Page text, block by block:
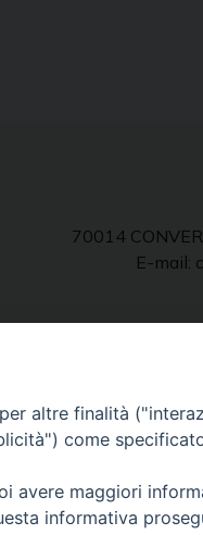
70014
E-mail:
altre finalità
come
avere maggiori
informativa